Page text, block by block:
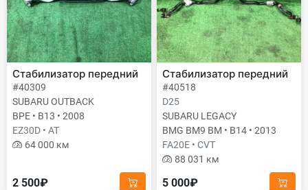
Стабилизатор передний
#40309
SUBARU OUTBACK
BPE • B13 • 2008
EZ30D • AT
64 000 км
2 500₽
Стабилизатор передний
#40518
D25
SUBARU LEGACY
BMG BM9 BM • B14 • 2013
FA20E • CVT
88 031 км
5 000₽